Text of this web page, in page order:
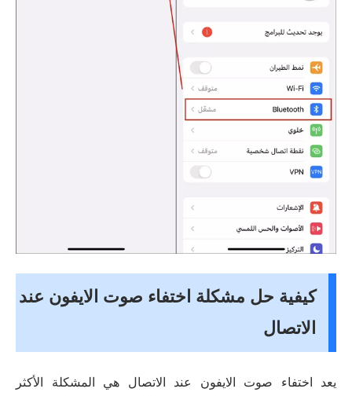
كيفية حل مشكلة اختفاء صوت الايفون عند
الاتصال
يعد اختفاء صوت الايفون عند الاتصال هي المشكلة الأكثر